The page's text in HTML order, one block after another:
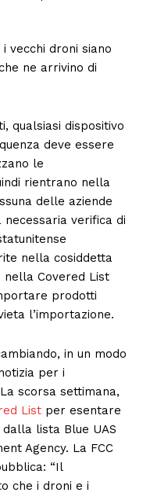
vecchi droni siano
ne arrivino di
qualsiasi dispositivo
deve essere
le
rientrano nella
delle aziende
verifica di
nella cosiddetta
nella Covered List
prodotti
l’importazione.
in un modo
per i
scorsa settimana,
List per esentare
lista Blue UAS
Agency. La FCC
“Il
che i droni e i